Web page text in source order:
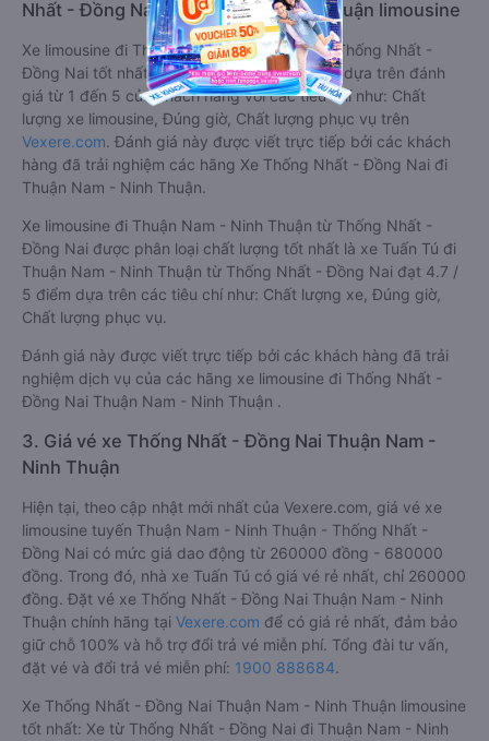
Nhất - Đồng Nai Thuận Nam - Ninh Thuận limousine
Xe limousine đi Thuận Nam - Ninh Thuận từ Thống Nhất -
Đồng Nai tốt nhất được phân loại chất lượng dựa trên đánh
giá từ 1 đến 5 của khách hàng với các tiêu chí như: Chất
lượng xe limousine, Đúng giờ, Chất lượng phục vụ trên
Vexere.com. Đánh giá này được viết trực tiếp bởi các khách
hàng đã trải nghiệm các hãng Xe Thống Nhất - Đồng Nai đi
Thuận Nam - Ninh Thuận.
Xe limousine đi Thuận Nam - Ninh Thuận từ Thống Nhất -
Đồng Nai được phân loại chất lượng tốt nhất là xe Tuấn Tú đi
Thuận Nam - Ninh Thuận từ Thống Nhất - Đồng Nai đạt 4.7 /
5 điểm dựa trên các tiêu chí như: Chất lượng xe, Đúng giờ,
Chất lượng phục vụ.
Đánh giá này được viết trực tiếp bởi các khách hàng đã trải
nghiệm dịch vụ của các hãng xe limousine đi Thống Nhất -
Đồng Nai Thuận Nam - Ninh Thuận .
3. Giá vé xe Thống Nhất - Đồng Nai Thuận Nam -
Ninh Thuận
Hiện tại, theo cập nhật mới nhất của Vexere.com, giá vé xe
limousine tuyến Thuận Nam - Ninh Thuận - Thống Nhất -
Đồng Nai có mức giá dao động từ 260000 đồng - 680000
đồng. Trong đó, nhà xe Tuấn Tú có giá vé rẻ nhất, chỉ 260000
đồng. Đặt vé xe Thống Nhất - Đồng Nai Thuận Nam - Ninh
Thuận chính hãng tại Vexere.com để có giá rẻ nhất, đảm bảo
giữ chỗ 100% và hỗ trợ đổi trả vé miễn phí. Tổng đài tư vấn,
đặt vé và đổi trả vé miễn phí: 1900 888684.
Xe Thống Nhất - Đồng Nai Thuận Nam - Ninh Thuận limousine
tốt nhất: Xe từ Thống Nhất - Đồng Nai đi Thuận Nam - Ninh